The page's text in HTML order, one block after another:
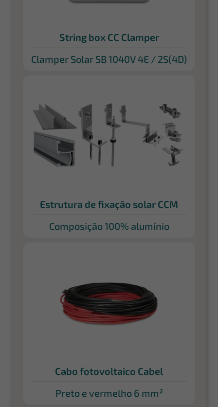
String box CC Clamper
Clamper Solar SB 1040V 4E / 2S(4D)
Estrutura de fixação solar CCM
Composição 100% alumínio
Cabo fotovoltaico Cabel
Preto e vermelho 6 mm²